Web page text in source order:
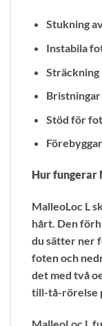
Stukning
Instabila
Sträckning
Stöd för
Hur fungerar
MalleoLoc L
hårt. Den
du sätter ner
foten och
det med två
till-tå-rörelse